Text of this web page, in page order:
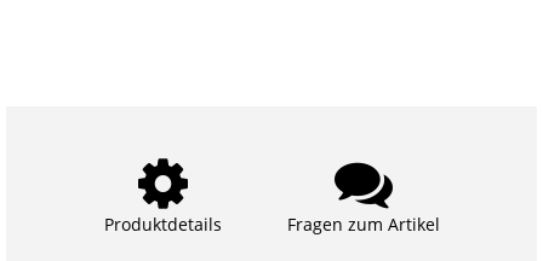
Produktdetails Fragen zum Artikel